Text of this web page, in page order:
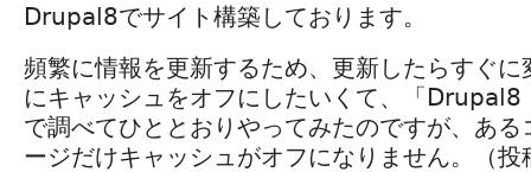
Drupal8でサイト構築しております。
頻繁に情報を更新するため、更新したらすぐ
にキャッシュをオフにしたいくて、「Drupal8
で調べてひととおりやってみたのですが、あ
ージだけキャッシュがオフになりません。（